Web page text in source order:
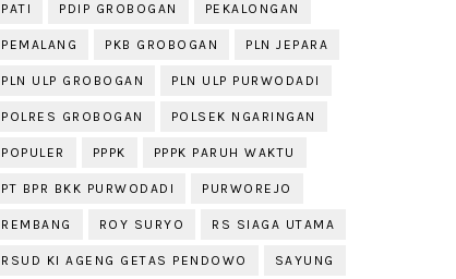
PATI PDIP GROBOGAN PEKALONGAN
PEMALANG PKB GROBOGAN PLN JEPARA
PLN ULP GROBOGAN PLN ULP PURWODADI
POLRES GROBOGAN POLSEK NGARINGAN
POPULER PPPK PPPK PARUH WAKTU
PT BPR BKK PURWODADI PURWOREJO
REMBANG ROY SURYO RS SIAGA UTAMA
RSUD KI AGENG GETAS PENDOWO SAYUNG